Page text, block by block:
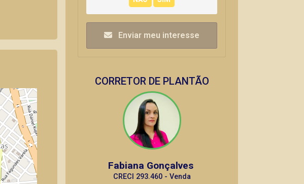
Enviar meu interesse
CORRETOR DE PLANTÃO
Fabiana Gonçalves
CRECI 293.460 - Venda